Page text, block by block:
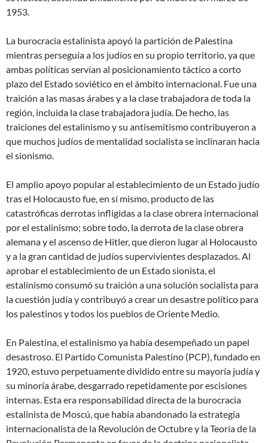
1953.
La burocracia estalinista apoyó la partición de Palestina
mientras perseguía a los judíos en su propio territorio, ya que
ambas políticas servían al posicionamiento táctico a corto
plazo del Estado soviético en el ámbito internacional. Fue una
traición a las masas árabes y a la clase trabajadora de toda la
región, incluida la clase trabajadora judía. De hecho, las
traiciones del estalinismo y su antisemitismo contribuyeron a
que muchos judíos de mentalidad socialista se inclinaran hacia
el sionismo.
El amplio apoyo popular al establecimiento de un Estado judío
tras el Holocausto fue, en sí mismo, producto de las
catastróficas derrotas infligidas a la clase obrera internacional
por el estalinismo; sobre todo, la derrota de la clase obrera
alemana y el ascenso de Hitler, que dieron lugar al Holocausto
y a la gran cantidad de judíos supervivientes desplazados. Al
aprobar el establecimiento de un Estado sionista, el
estalinismo consumó su traición a una solución socialista para
la cuestión judía y contribuyó a crear un desastre político para
los palestinos y todos los pueblos de Oriente Medio.
En Palestina, el estalinismo ya había desempeñado un papel
desastroso. El Partido Comunista Palestino (PCP), fundado en
1920, estuvo perpetuamente dividido entre su mayoría judía y
su minoría árabe, desgarrado repetidamente por escisiones
internas. Esta era responsabilidad directa de la burocracia
estalinista de Moscú, que había abandonado la estrategia
internacionalista de la Revolución de Octubre y la Teoría de la